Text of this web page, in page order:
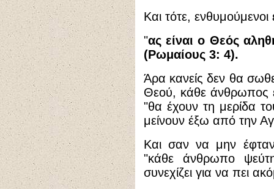
Και τότε,
"ας είναι ο Θεός
(Ρωμαίους 3: 4).
Άρα κανείς δεν θα
Θεού, κάθε άνθρωπος
"θα έχουν τη μερίδα
μείνουν έξω από την
Και σαν να μην
"κάθε άνθρωπο
συνεχίζει για να πει